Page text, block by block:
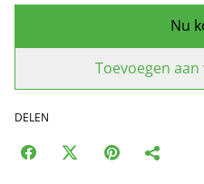
Nu
Toevoegen
DELEN